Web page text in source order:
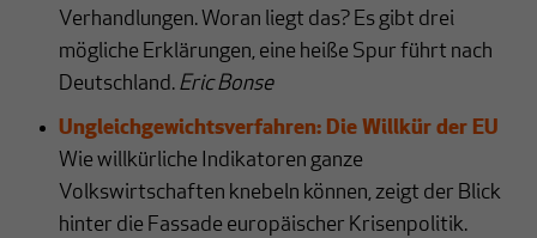
Verhandlungen. Woran liegt das? Es gibt drei
mögliche Erklärungen, eine heiße Spur führt nach
Deutschland. Eric Bonse
Ungleichgewichtsverfahren: Die Willkür der EU
Wie willkürliche Indikatoren ganze
Volkswirtschaften knebeln können, zeigt der Blick
hinter die Fassade europäischer Krisenpolitik.